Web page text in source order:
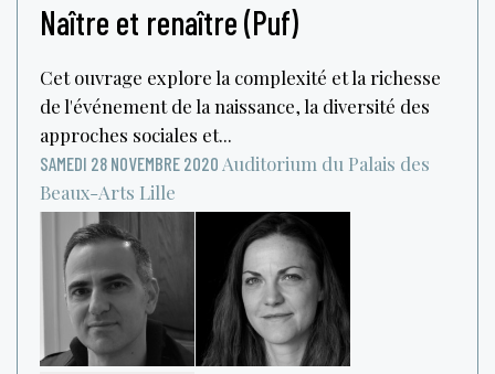
Naître et renaître (Puf)
Cet ouvrage explore la complexité et la richesse
de l'événement de la naissance, la diversité des
approches sociales et...
SAMEDI 28 NOVEMBRE 2020 Auditorium du Palais des
Beaux-Arts Lille